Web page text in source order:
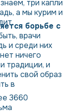
три капли
а мы курим и
борьбе с
врачи
и среди них
ничего
традиции, и
свой образ
в
3660